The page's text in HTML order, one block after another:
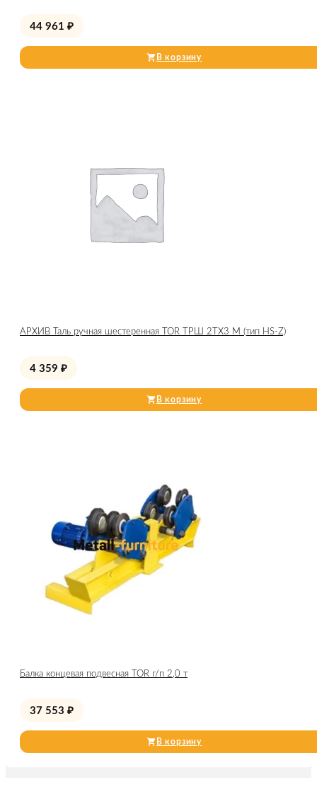
44 961 ₽
В корзину
АРХИВ Таль ручная шестеренная TOR ТРШ 2ТХ3 М (тип HS-Z)
4 359 ₽
В корзину
Балка концевая подвесная TOR г/п 2,0 т
37 553 ₽
В корзину